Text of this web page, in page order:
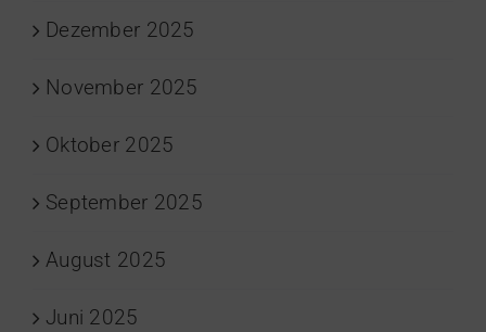
Dezember 2025
November 2025
Oktober 2025
September 2025
August 2025
Juni 2025